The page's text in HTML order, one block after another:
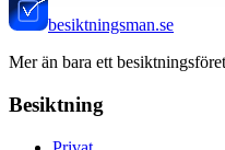
besiktningsman.se
Mer än bara ett
Besiktning